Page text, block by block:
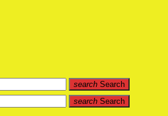
search Search
search Search